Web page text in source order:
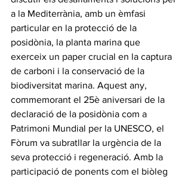
a la Mediterrània, amb un èmfasi
particular en la protecció de la
posidònia, la planta marina que
exerceix un paper crucial en la captura
de carboni i la conservació de la
biodiversitat marina. Aquest any,
commemorant el 25è aniversari de la
declaració de la posidònia com a
Patrimoni Mundial per la UNESCO, el
Fòrum va subratllar la urgència de la
seva protecció i regeneració. Amb la
participació de ponents com el biòleg